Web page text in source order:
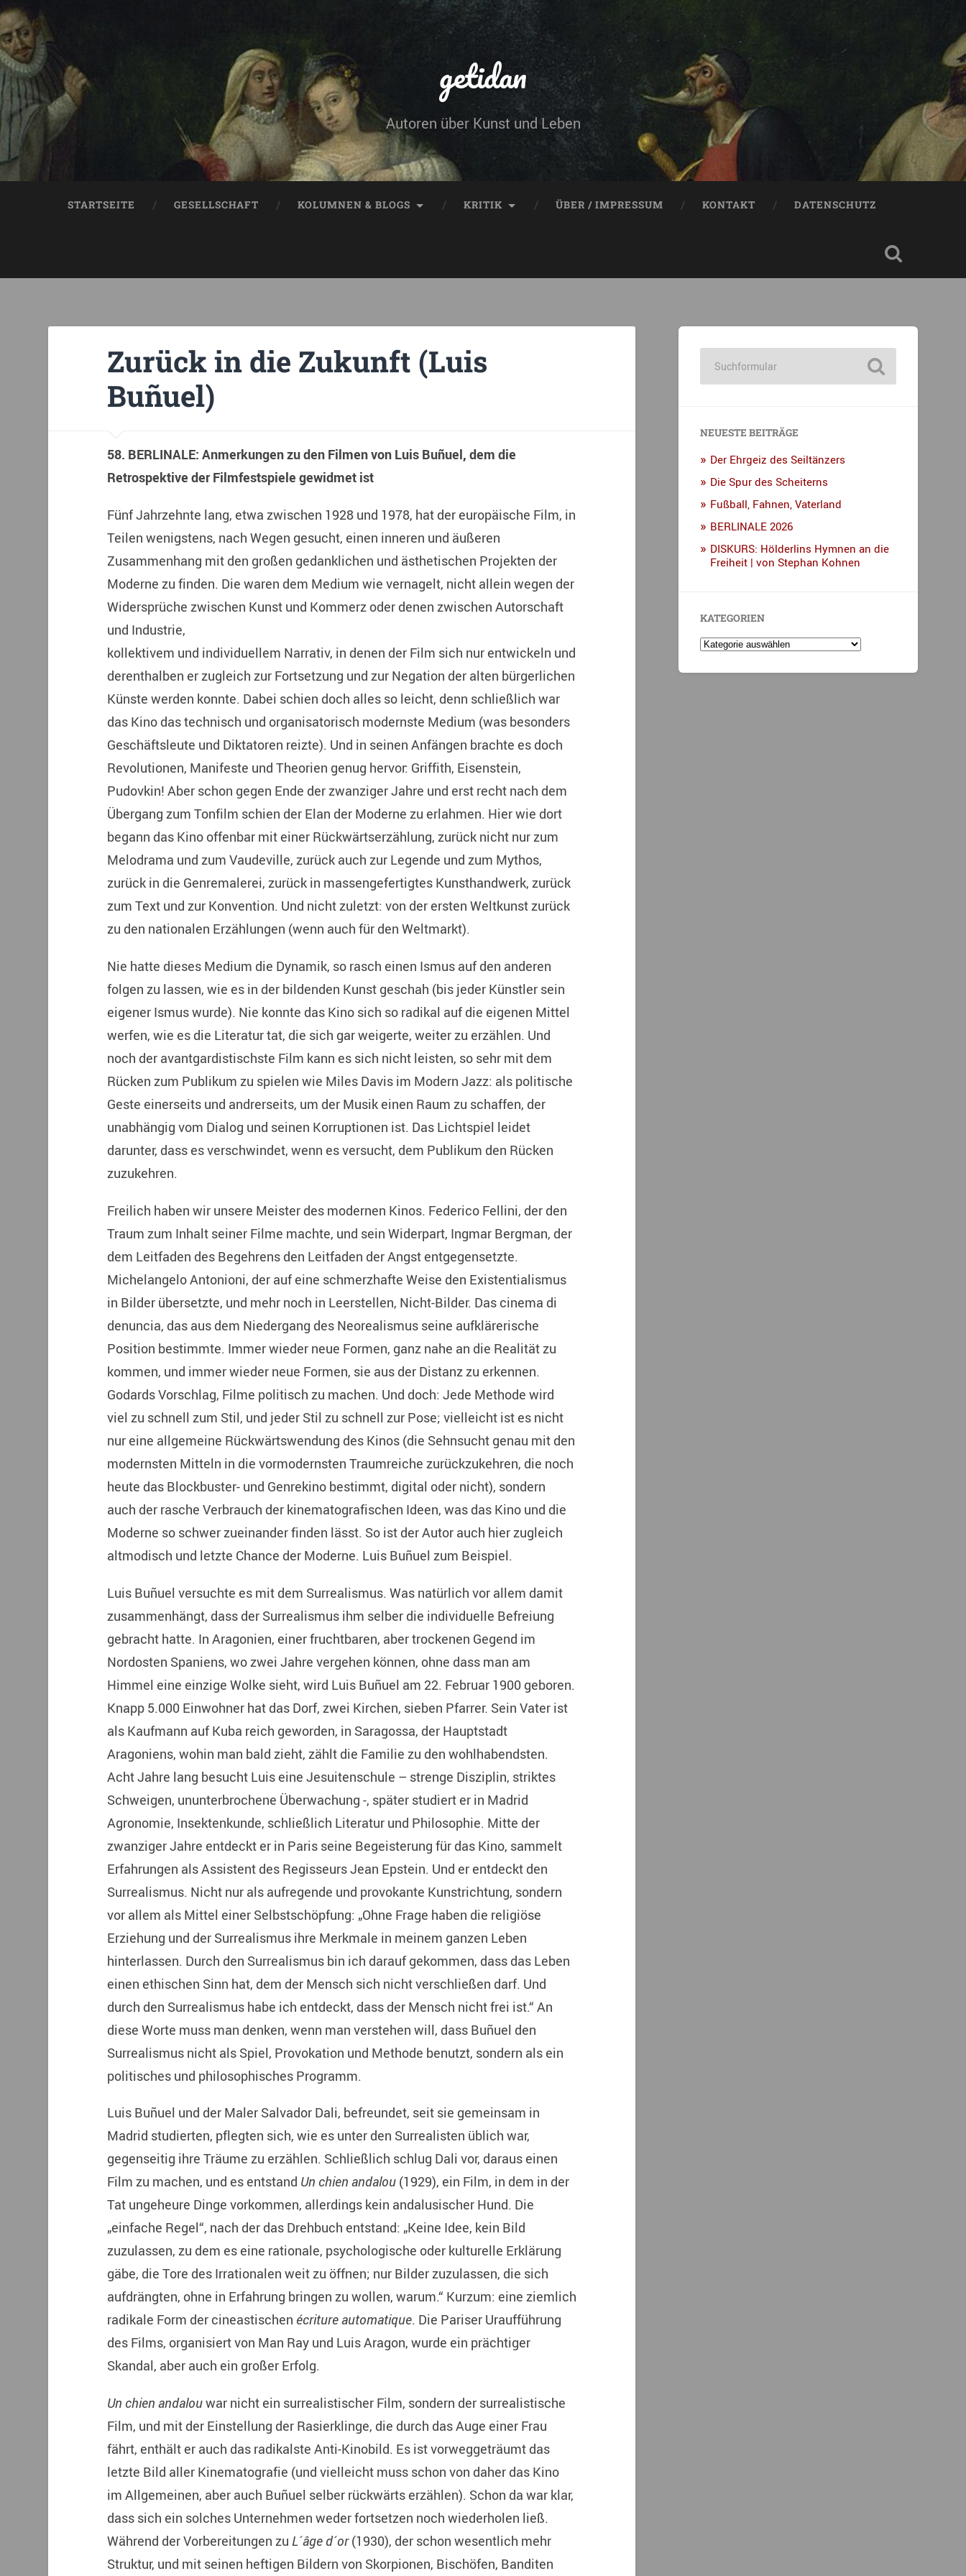
getidan
Autoren über Kunst und Leben
STARTSEITE GESELLSCHAFT KOLUMNEN & BLOGS KRITIK ÜBER / IMPRESSUM KONTAKT DATENSCHUTZ
Zurück in die Zukunft (Luis
Buñuel)
58. BERLINALE: Anmerkungen zu den Filmen von Luis Buñuel, dem die
Retrospektive der Filmfestspiele gewidmet ist
Fünf Jahrzehnte lang, etwa zwischen 1928 und 1978, hat der europäische Film, in
Teilen wenigstens, nach Wegen gesucht, einen inneren und äußeren
Zusammenhang mit den großen gedanklichen und ästhetischen Projekten der
Moderne zu finden. Die waren dem Medium wie vernagelt, nicht allein wegen der
Widersprüche zwischen Kunst und Kommerz oder denen zwischen Autorschaft
und Industrie,
kollektivem und individuellem Narrativ, in denen der Film sich nur entwickeln und
derenthalben er zugleich zur Fortsetzung und zur Negation der alten bürgerlichen
Künste werden konnte. Dabei schien doch alles so leicht, denn schließlich war
das Kino das technisch und organisatorisch modernste Medium (was besonders
Geschäftsleute und Diktatoren reizte). Und in seinen Anfängen brachte es doch
Revolutionen, Manifeste und Theorien genug hervor: Griffith, Eisenstein,
Pudovkin! Aber schon gegen Ende der zwanziger Jahre und erst recht nach dem
Übergang zum Tonfilm schien der Elan der Moderne zu erlahmen. Hier wie dort
begann das Kino offenbar mit einer Rückwärtserzählung, zurück nicht nur zum
Melodrama und zum Vaudeville, zurück auch zur Legende und zum Mythos,
zurück in die Genremalerei, zurück in massengefertigtes Kunsthandwerk, zurück
zum Text und zur Konvention. Und nicht zuletzt: von der ersten Weltkunst zurück
zu den nationalen Erzählungen (wenn auch für den Weltmarkt).
Nie hatte dieses Medium die Dynamik, so rasch einen Ismus auf den anderen
folgen zu lassen, wie es in der bildenden Kunst geschah (bis jeder Künstler sein
eigener Ismus wurde). Nie konnte das Kino sich so radikal auf die eigenen Mittel
werfen, wie es die Literatur tat, die sich gar weigerte, weiter zu erzählen. Und
noch der avantgardistischste Film kann es sich nicht leisten, so sehr mit dem
Rücken zum Publikum zu spielen wie Miles Davis im Modern Jazz: als politische
Geste einerseits und andrerseits, um der Musik einen Raum zu schaffen, der
unabhängig vom Dialog und seinen Korruptionen ist. Das Lichtspiel leidet
darunter, dass es verschwindet, wenn es versucht, dem Publikum den Rücken
zuzukehren.
Freilich haben wir unsere Meister des modernen Kinos. Federico Fellini, der den
Traum zum Inhalt seiner Filme machte, und sein Widerpart, Ingmar Bergman, der
dem Leitfaden des Begehrens den Leitfaden der Angst entgegensetzte.
Michelangelo Antonioni, der auf eine schmerzhafte Weise den Existentialismus
in Bilder übersetzte, und mehr noch in Leerstellen, Nicht-Bilder. Das cinema di
denuncia, das aus dem Niedergang des Neorealismus seine aufklärerische
Position bestimmte. Immer wieder neue Formen, ganz nahe an die Realität zu
kommen, und immer wieder neue Formen, sie aus der Distanz zu erkennen.
Godards Vorschlag, Filme politisch zu machen. Und doch: Jede Methode wird
viel zu schnell zum Stil, und jeder Stil zu schnell zur Pose; vielleicht ist es nicht
nur eine allgemeine Rückwärtswendung des Kinos (die Sehnsucht genau mit den
modernsten Mitteln in die vormodernsten Traumreiche zurückzukehren, die noch
heute das Blockbuster- und Genrekino bestimmt, digital oder nicht), sondern
auch der rasche Verbrauch der kinematografischen Ideen, was das Kino und die
Moderne so schwer zueinander finden lässt. So ist der Autor auch hier zugleich
altmodisch und letzte Chance der Moderne. Luis Buñuel zum Beispiel.
Luis Buñuel versuchte es mit dem Surrealismus. Was natürlich vor allem damit
zusammenhängt, dass der Surrealismus ihm selber die individuelle Befreiung
gebracht hatte. In Aragonien, einer fruchtbaren, aber trockenen Gegend im
Nordosten Spaniens, wo zwei Jahre vergehen können, ohne dass man am
Himmel eine einzige Wolke sieht, wird Luis Buñuel am 22. Februar 1900 geboren.
Knapp 5.000 Einwohner hat das Dorf, zwei Kirchen, sieben Pfarrer. Sein Vater ist
als Kaufmann auf Kuba reich geworden, in Saragossa, der Hauptstadt
Aragoniens, wohin man bald zieht, zählt die Familie zu den wohlhabendsten.
Acht Jahre lang besucht Luis eine Jesuitenschule – strenge Disziplin, striktes
Schweigen, ununterbrochene Überwachung -, später studiert er in Madrid
Agronomie, Insektenkunde, schließlich Literatur und Philosophie. Mitte der
zwanziger Jahre entdeckt er in Paris seine Begeisterung für das Kino, sammelt
Erfahrungen als Assistent des Regisseurs Jean Epstein. Und er entdeckt den
Surrealismus. Nicht nur als aufregende und provokante Kunstrichtung, sondern
vor allem als Mittel einer Selbstschöpfung: „Ohne Frage haben die religiöse
Erziehung und der Surrealismus ihre Merkmale in meinem ganzen Leben
hinterlassen. Durch den Surrealismus bin ich darauf gekommen, dass das Leben
einen ethischen Sinn hat, dem der Mensch sich nicht verschließen darf. Und
durch den Surrealismus habe ich entdeckt, dass der Mensch nicht frei ist.“ An
diese Worte muss man denken, wenn man verstehen will, dass Buñuel den
Surrealismus nicht als Spiel, Provokation und Methode benutzt, sondern als ein
politisches und philosophisches Programm.
Luis Buñuel und der Maler Salvador Dali, befreundet, seit sie gemeinsam in
Madrid studierten, pflegten sich, wie es unter den Surrealisten üblich war,
gegenseitig ihre Träume zu erzählen. Schließlich schlug Dali vor, daraus einen
Film zu machen, und es entstand Un chien andalou(1929), ein Film, in dem in der
Tat ungeheure Dinge vorkommen, allerdings kein andalusischer Hund. Die
„einfache Regel“, nach der das Drehbuch entstand: „Keine Idee, kein Bild
zuzulassen, zu dem es eine rationale, psychologische oder kulturelle Erklärung
gäbe, die Tore des Irrationalen weit zu öffnen; nur Bilder zuzulassen, die sich
aufdrängten, ohne in Erfahrung bringen zu wollen, warum.“ Kurzum: eine ziemlich
radikale Form der cineastischen écriture automatique. Die Pariser Uraufführung
des Films, organisiert von Man Ray und Luis Aragon, wurde ein prächtiger
Skandal, aber auch ein großer Erfolg.
Un chien andalouwar nicht ein surrealistischer Film, sondern der surrealistische
Film, und mit der Einstellung der Rasierklinge, die durch das Auge einer Frau
fährt, enthält er auch das radikalste Anti-Kinobild. Es ist vorweggeträumt das
letzte Bild aller Kinematografie (und vielleicht muss schon von daher das Kino
im Allgemeinen, aber auch Buñuel selber rückwärts erzählen). Schon da war klar,
dass sich ein solches Unternehmen weder fortsetzen noch wiederholen ließ.
Während der Vorbereitungen zu L´âge d´or(1930), der schon wesentlich mehr
Struktur, und mit seinen heftigen Bildern von Skorpionen, Bischöfen, Banditen
NEUESTE BEITRÄGE
Der Ehrgeiz des Seiltänzers
Die Spur des Scheiterns
Fußball, Fahnen, Vaterland
BERLINALE 2026
DISKURS: Hölderlins Hymnen an die
Freiheit | von Stephan Kohnen
KATEGORIEN